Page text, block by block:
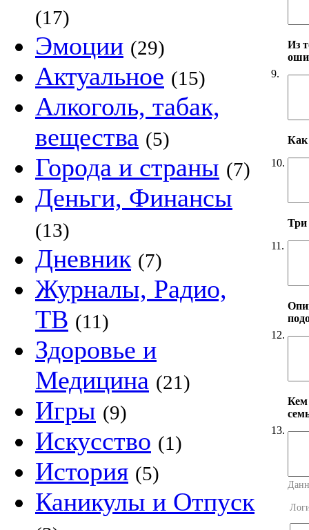
(17)
Эмоции (29)
Актуальное (15)
Алкоголь, табак,
вещества (5)
Города и страны (7)
Деньги, Финансы
(13)
Дневник (7)
Журналы, Радио,
ТВ (11)
Здоровье и
Медицина (21)
Игры (9)
Искусство (1)
История (5)
Каникулы и Отпуск
9.
Из
10.
Как
11.
Три
12.
13.
Кем